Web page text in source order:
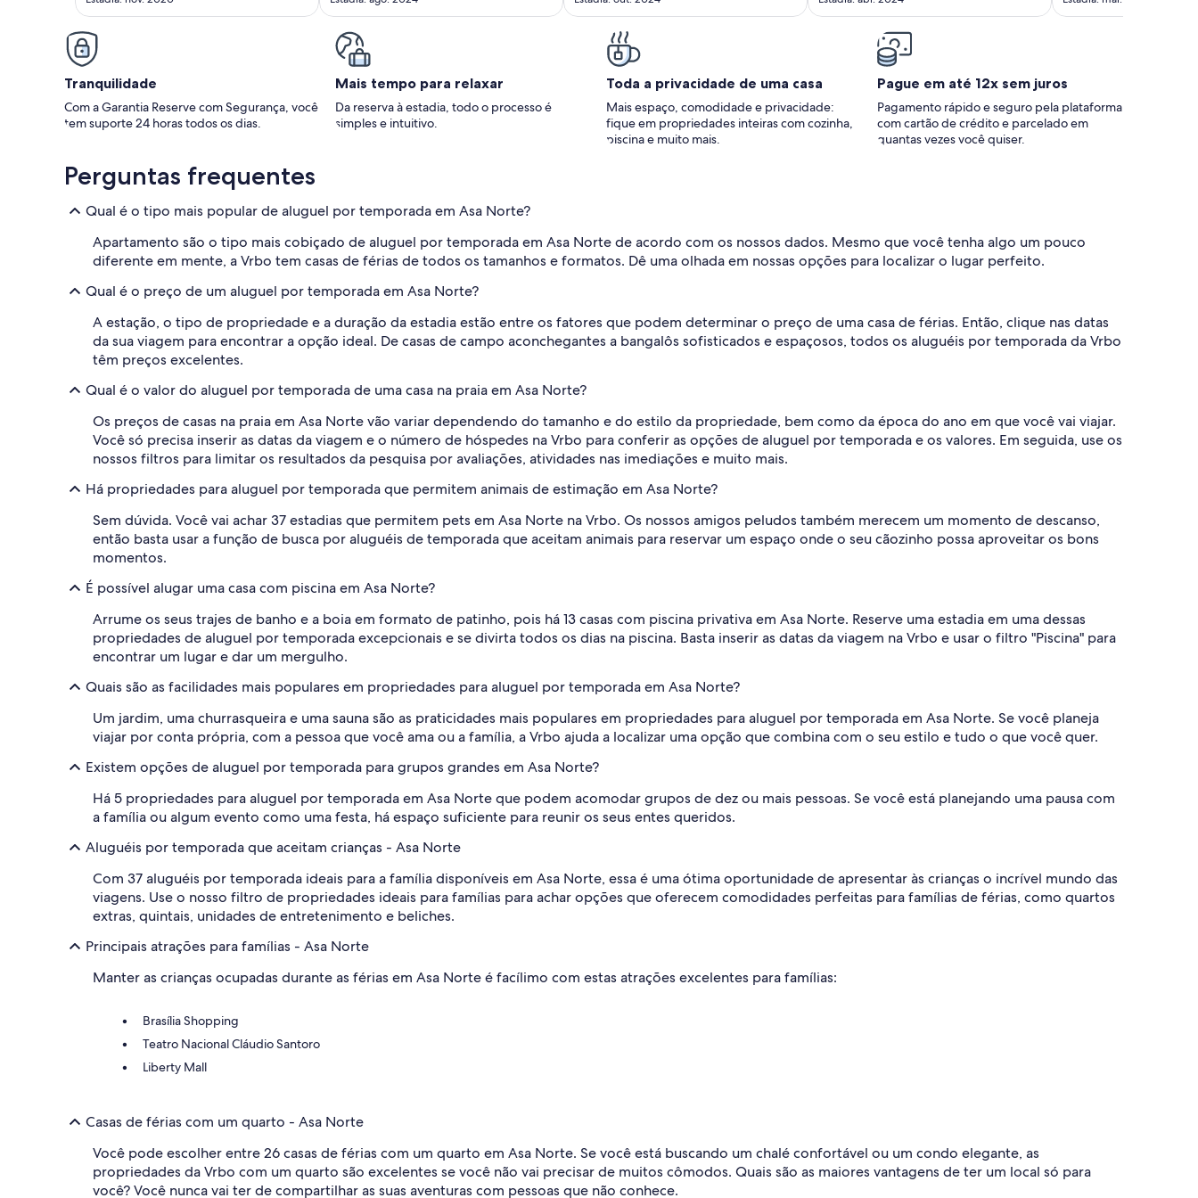
Tranquilidade
Com a Garantia Reserve com Segurança, você
tem suporte 24 horas todos os dias.
Mais tempo para relaxar
Da reserva à estadia, todo o processo é
simples e intuitivo.
Toda a privacidade de uma casa
Mais espaço, comodidade e privacidade:
fique em propriedades inteiras com cozinha,
piscina e muito mais.
Pague em até 12x sem juros
Pagamento rápido e seguro pela plataforma
com cartão de crédito e parcelado em
quantas vezes você quiser.
Perguntas frequentes
Qual é o tipo mais popular de aluguel por temporada em Asa Norte?
Apartamento são o tipo mais cobiçado de aluguel por temporada em Asa Norte de acordo com os nossos dados. Mesmo que você tenha algo um pouco
diferente em mente, a Vrbo tem casas de férias de todos os tamanhos e formatos. Dê uma olhada em nossas opções para localizar o lugar perfeito.
Qual é o preço de um aluguel por temporada em Asa Norte?
A estação, o tipo de propriedade e a duração da estadia estão entre os fatores que podem determinar o preço de uma casa de férias. Então, clique nas datas
da sua viagem para encontrar a opção ideal. De casas de campo aconchegantes a bangalôs sofisticados e espaçosos, todos os aluguéis por temporada da Vrbo
têm preços excelentes.
Qual é o valor do aluguel por temporada de uma casa na praia em Asa Norte?
Os preços de casas na praia em Asa Norte vão variar dependendo do tamanho e do estilo da propriedade, bem como da época do ano em que você vai viajar.
Você só precisa inserir as datas da viagem e o número de hóspedes na Vrbo para conferir as opções de aluguel por temporada e os valores. Em seguida, use os
nossos filtros para limitar os resultados da pesquisa por avaliações, atividades nas imediações e muito mais.
Há propriedades para aluguel por temporada que permitem animais de estimação em Asa Norte?
Sem dúvida. Você vai achar 37 estadias que permitem pets em Asa Norte na Vrbo. Os nossos amigos peludos também merecem um momento de descanso,
então basta usar a função de busca por aluguéis de temporada que aceitam animais para reservar um espaço onde o seu cãozinho possa aproveitar os bons
momentos.
É possível alugar uma casa com piscina em Asa Norte?
Arrume os seus trajes de banho e a boia em formato de patinho, pois há 13 casas com piscina privativa em Asa Norte. Reserve uma estadia em uma dessas
propriedades de aluguel por temporada excepcionais e se divirta todos os dias na piscina. Basta inserir as datas da viagem na Vrbo e usar o filtro "Piscina" para
encontrar um lugar e dar um mergulho.
Quais são as facilidades mais populares em propriedades para aluguel por temporada em Asa Norte?
Um jardim, uma churrasqueira e uma sauna são as praticidades mais populares em propriedades para aluguel por temporada em Asa Norte. Se você planeja
viajar por conta própria, com a pessoa que você ama ou a família, a Vrbo ajuda a localizar uma opção que combina com o seu estilo e tudo o que você quer.
Existem opções de aluguel por temporada para grupos grandes em Asa Norte?
Há 5 propriedades para aluguel por temporada em Asa Norte que podem acomodar grupos de dez ou mais pessoas. Se você está planejando uma pausa com
a família ou algum evento como uma festa, há espaço suficiente para reunir os seus entes queridos.
Aluguéis por temporada que aceitam crianças - Asa Norte
Com 37 aluguéis por temporada ideais para a família disponíveis em Asa Norte, essa é uma ótima oportunidade de apresentar às crianças o incrível mundo das
viagens. Use o nosso filtro de propriedades ideais para famílias para achar opções que oferecem comodidades perfeitas para famílias de férias, como quartos
extras, quintais, unidades de entretenimento e beliches.
Principais atrações para famílias - Asa Norte
Manter as crianças ocupadas durante as férias em Asa Norte é facílimo com estas atrações excelentes para famílias:
Brasília Shopping
Teatro Nacional Cláudio Santoro
Liberty Mall
Casas de férias com um quarto - Asa Norte
Você pode escolher entre 26 casas de férias com um quarto em Asa Norte. Se você está buscando um chalé confortável ou um condo elegante, as
propriedades da Vrbo com um quarto são excelentes se você não vai precisar de muitos cômodos. Quais são as maiores vantagens de ter um local só para
você? Você nunca vai ter de compartilhar as suas aventuras com pessoas que não conhece.